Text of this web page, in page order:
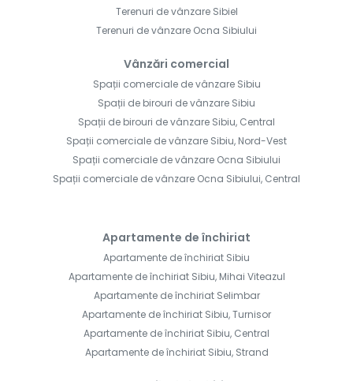
Terenuri de vânzare Sibiel
Terenuri de vânzare Ocna Sibiului
Vânzări comercial
Spații comerciale de vânzare Sibiu
Spații de birouri de vânzare Sibiu
Spații de birouri de vânzare Sibiu, Central
Spații comerciale de vânzare Sibiu, Nord-Vest
Spații comerciale de vânzare Ocna Sibiului
Spații comerciale de vânzare Ocna Sibiului, Central
Apartamente de închiriat
Apartamente de închiriat Sibiu
Apartamente de închiriat Sibiu, Mihai Viteazul
Apartamente de închiriat Selimbar
Apartamente de închiriat Sibiu, Turnisor
Apartamente de închiriat Sibiu, Central
Apartamente de închiriat Sibiu, Strand